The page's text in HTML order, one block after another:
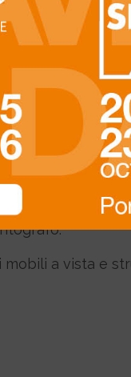
fibre legnose
con Abete,
di paraffine.
mobili a vista e